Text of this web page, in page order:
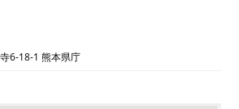
6-18-1 熊本県庁